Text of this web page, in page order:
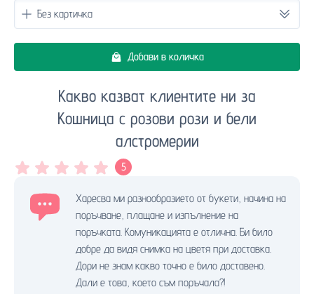
Добави в количка
Какво казват клиентите ни за
Кошница с розови рози и бели
алстромерии
5
Харесва ми разнообразието от букети, начина на
поръчване, плащане и изпълнение на
поръчката. Комуникацията е отлична. Би било
добре да видя снимка на цветя при доставка.
Дори не знам какво точно е било доставено.
Дали е това, което съм поръчала?!